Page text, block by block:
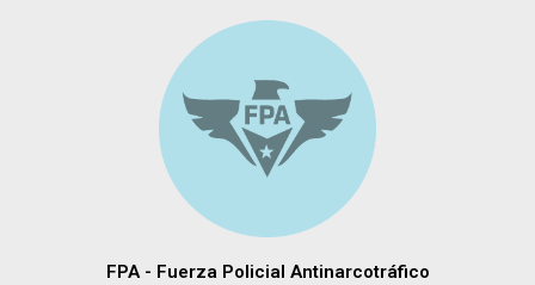
FPA - Fuerza Policial Antinarcotráfico